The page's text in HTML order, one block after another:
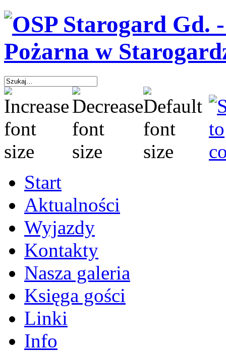
Start
Aktualności
Wyjazdy
Kontakty
Nasza galeria
Księga gości
Linki
Info